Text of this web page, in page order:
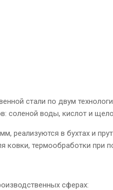
стали по двум
соленой воды, кислот и
в бухтах и
термообработки при
сферах: